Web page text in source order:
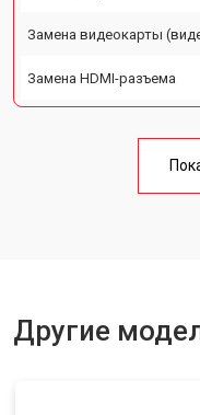
Замена видеокарты
Замена HDMI-разъема
Другие